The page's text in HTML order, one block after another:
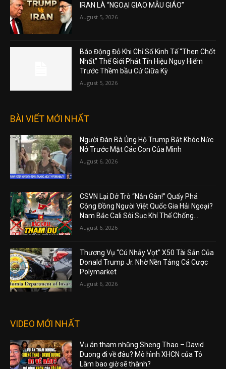
IRAN LÀ “NGOẠI GIAO MẪU GIÁO”
August 5, 2026
Báo Động Đỏ Khi Chỉ Số Kinh Tế “Then Chốt
Nhất” Thế Giới Phát Tín Hiệu Nguy Hiểm
Trước Thềm bầu Cử Giữa Kỳ
August 5, 2026
BÀI VIẾT MỚI NHẤT
Người Đàn Bà Ủng Hộ Trump Bật Khóc Nức
Nở Trước Mặt Các Con Của Mình
August 6, 2026
CSVN Lại Dở Trò “Nắn Gân!” Quấy Phá
Cộng Đồng Người Việt Quốc Gia Hải Ngoại?
Nam Bắc Cali Sôi Sục Khí Thế Chống...
August 6, 2026
Thương Vụ “Cú Nhảy Vọt” X50 Tài Sản Của
Donald Trump Jr. Nhờ Nền Tảng Cá Cược
Polymarket
August 6, 2026
VIDEO MỚI NHẤT
Vụ án tham nhũng Sheng Thao – David
Duong đi về đâu? Mô hình XHCN của Tô
Lâm bao giờ sẽ thành?